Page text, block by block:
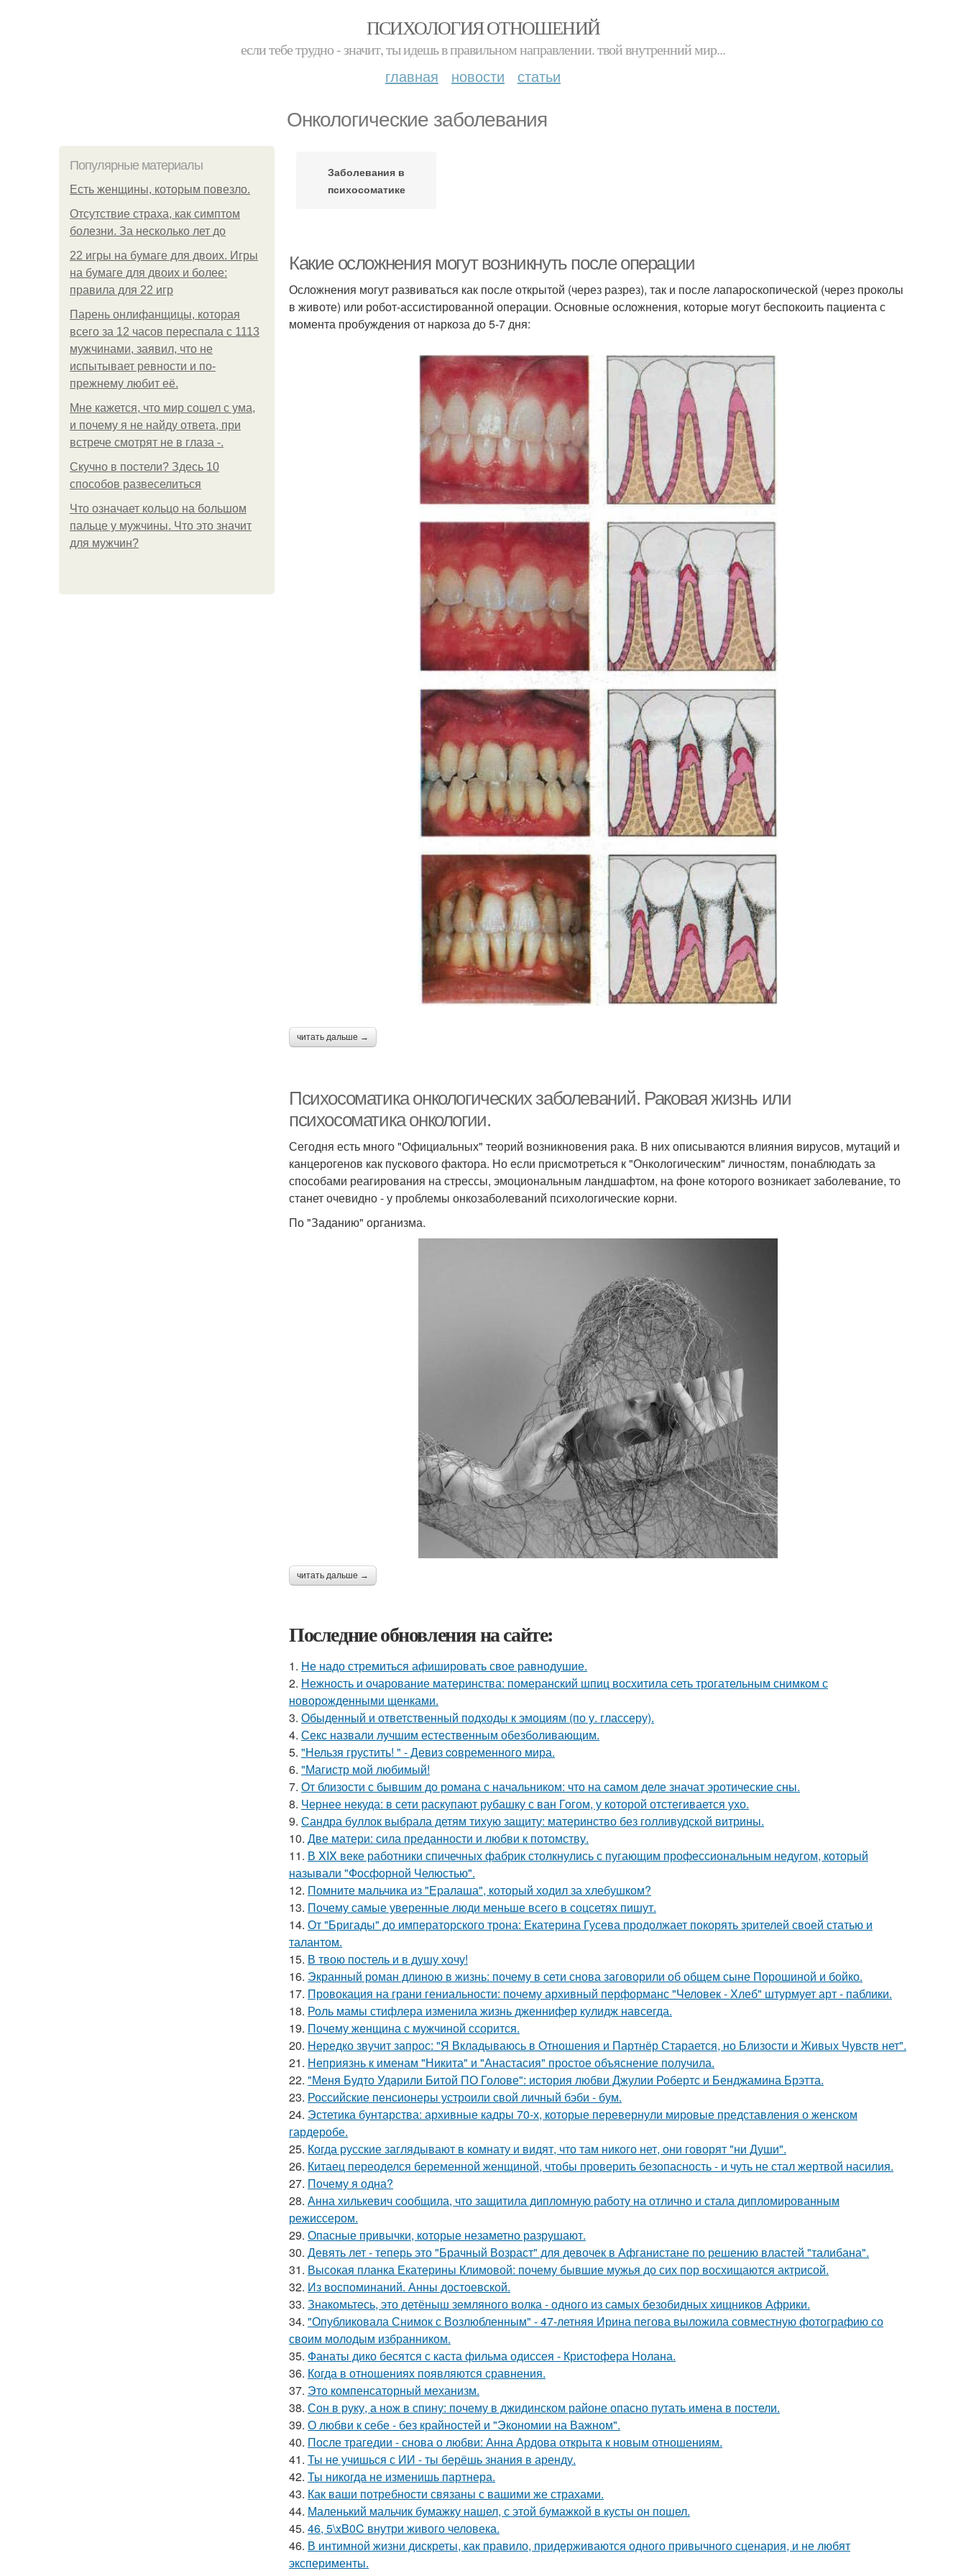
ПСИХОЛОГИЯ ОТНОШЕНИЙ
если тебе трудно - значит, ты идешь в правильном направлении. твой внутренний мир...
главная новости статьи
Онкологические заболевания
Популярные материалы
Есть женщины, которым повезло.
Отсутствие страха, как симптом
болезни. За несколько лет до
22 игры на бумаге для двоих. Игры
на бумаге для двоих и более:
правила для 22 игр
Парень онлифанщицы, которая
всего за 12 часов переспала с 1113
мужчинами, заявил, что не
испытывает ревности и по-
прежнему любит её.
Мне кажется, что мир сошел с ума,
и почему я не найду ответа, при
встрече смотрят не в глаза -.
Скучно в постели? Здесь 10
способов развеселиться
Что означает кольцо на большом
пальце у мужчины. Что это значит
для мужчин?
Заболевания в
психосоматике
Какие осложнения могут возникнуть после операции
Осложнения могут развиваться как после открытой (через разрез), так и после лапароскопической (через проколы
в животе) или робот-ассистированной операции. Основные осложнения, которые могут беспокоить пациента с
момента пробуждения от наркоза до 5-7 дня:
читать дальше →
Психосоматика онкологических заболеваний. Раковая жизнь или
психосоматика онкологии.
Сегодня есть много "Официальных" теорий возникновения рака. В них описываются влияния вирусов, мутаций и
канцерогенов как пускового фактора. Но если присмотреться к "Онкологическим" личностям, понаблюдать за
способами реагирования на стрессы, эмоциональным ландшафтом, на фоне которого возникает заболевание, то
станет очевидно - у проблемы онкозаболеваний психологические корни.
По "Заданию" организма.
читать дальше →
Последние обновления на сайте:
1. Hе надо стремиться афишировать свое равнодушие.
2. Нежность и очарование материнства: померанский шпиц восхитила сеть трогательным снимком с
новорожденными щенками.
3. Обыденный и ответственный подходы к эмоциям (по у. глассеру).
4. Секс назвали лучшим естественным обезболивающим.
5. "Нельзя грустить! " - Девиз coвременного мира.
6. "Магистр мой любимый!
7. От близости с бывшим до романа с начальником: что на самом деле значат эротические сны.
8. Чернее некуда: в сети раскупают рубашку с ван Гогом, у которой отстегивается ухо.
9. Сандра буллок выбрала детям тихую защиту: материнство без голливудской витрины.
10. Две матери: сила преданности и любви к потомству.
11. В XIX веке работники спичечных фабрик столкнулись с пугающим профессиональным недугом, который
называли "Фосфорной Челюстью".
12. Помните мальчика из "Ералаша", который ходил за хлебушком?
13. Почему самые уверенные люди меньше всего в соцсетях пишут.
14. От "Бригады" до императорского трона: Екатерина Гусева продолжает покорять зрителей своей статью и
талантом.
15. В твою постель и в душу хочу!
16. Экранный роман длиною в жизнь: почему в сети снова заговорили об общем сыне Порошиной и бойко.
17. Провокация на грани гениальности: почему архивный перформанс "Человек - Хлеб" штурмует арт - паблики.
18. Роль мамы стифлера изменила жизнь дженнифер кулидж навсегда.
19. Почему женщина с мужчиной ссорится.
20. Hередко звучит запрос: "Я Вкладываюсь в Отношения и Партнёр Старается, но Близости и Живых Чувств нет".
21. Неприязнь к именам "Никита" и "Анастасия" простое объяснение получила.
22. "Меня Будто Ударили Битой ПО Голове": история любви Джулии Робертс и Бенджамина Брэтта.
23. Российские пенсионеры устроили свой личный бэби - бум.
24. Эстетика бунтарства: архивные кадры 70-х, которые перевернули мировые представления о женском
гардеробе.
25. Когда русские заглядывают в комнату и видят, что там никого нет, они говорят "ни Души".
26. Китаец переоделся беременной женщиной, чтобы проверить безопасность - и чуть не стал жертвой насилия.
27. Почему я одна?
28. Анна хилькевич сообщила, что защитила дипломную работу на отлично и стала дипломированным
режиссером.
29. Опасные привычки, которые незаметно разрушают.
30. Девять лет - теперь это "Брачный Возраст" для девочек в Афганистане по решению властей "талибана".
31. Высокая планка Екатерины Климовой: почему бывшие мужья до сих пор восхищаются актрисой.
32. Из воспоминаний. Анны достоевской.
33. Знакомьтесь, это детёныш земляного волка - одного из самых безобидных хищников Африки.
34. "Опубликовала Снимок с Возлюбленным" - 47-летняя Ирина пегова выложила совместную фотографию со
своим молодым избранником.
35. Фанаты дико бесятся с каста фильма одиссея - Кристофера Нолана.
36. Когда в отношениях появляются сравнения.
37. Это компенсаторный механизм.
38. Сон в руку, а нож в спину: почему в джидинском районе опасно путать имена в постели.
39. О любви к себе - без крайностей и "Экономии на Важном".
40. После трагедии - снова о любви: Анна Ардова открыта к новым отношениям.
41. Ты не учишься с ИИ - ты берёшь знания в аренду.
42. Ты никогда не изменишь партнера.
43. Как ваши потребности связаны с вашими же страхами.
44. Маленький мальчик бумажку нашел, с этой бумажкой в кусты он пошел.
45. 46, 5\xB0C внутри живого человека.
46. В интимной жизни дискреты, как правило, придерживаются одного привычного сценария, и не любят
эксперименты.